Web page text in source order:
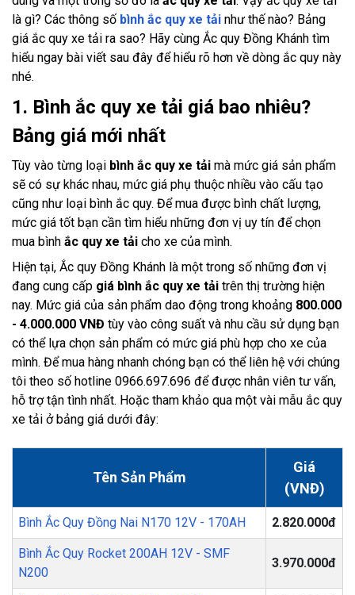
là gì? Các thông số bình ắc quy xe tải như thế nào? Bảng
giá ắc quy xe tải ra sao? Hãy cùng Ắc quy Đồng Khánh tìm
hiểu ngay bài viết sau đây để hiểu rõ hơn về dòng ắc quy này
nhé.
1. Bình ắc quy xe tải giá bao nhiêu?
Bảng giá mới nhất
Tùy vào từng loại bình ắc quy xe tải mà mức giá sản phẩm
sẽ có sự khác nhau, mức giá phụ thuộc nhiều vào cấu tạo
cũng như loại bình ắc quy. Để mua được bình chất lượng,
mức giá tốt bạn cần tìm hiểu những đơn vị uy tín để chọn
mua bình ắc quy xe tải cho xe của mình.
Hiện tại, Ắc quy Đồng Khánh là một trong số những đơn vị
đang cung cấp giá bình ắc quy xe tải trên thị trường hiện
nay. Mức giá của sản phẩm dao động trong khoảng 800.000
- 4.000.000 VNĐ tùy vào công suất và nhu cầu sử dụng bạn
có thể lựa chọn sản phẩm có mức giá phù hợp cho xe của
mình. Để mua hàng nhanh chóng bạn có thể liên hệ với chúng
tôi theo số hotline 0966.697.696 để được nhân viên tư vấn,
hỗ trợ tận tình nhất. Hoặc tham khảo qua một vài mẫu ắc quy
xe tải ở bảng giá dưới đây:
Tên Sản Phẩm
Giá
(VNĐ)
Bình Ắc Quy Đồng Nai N170 12V - 170AH 2.820.000đ
Bình Ắc Quy Rocket 200AH 12V - SMF
N200
3.970.000đ